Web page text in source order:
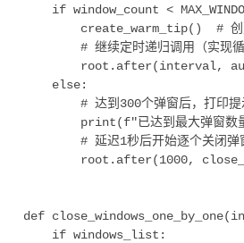
if window_count <
create_warm_tip()  # 创
# 继续定时递归调用（实现循
root.after(interval,
    else:
# 达到300个弹窗后，打印提
print(f"已达到最大弹窗数
# 延迟1秒后开始逐个关闭弹
root.after(1000,
def
    if windows_list: